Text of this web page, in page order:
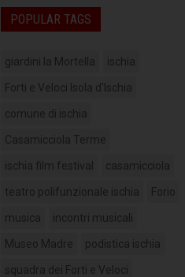
POPULAR TAGS
giardini la Mortella ischia
Forti e Veloci Isola d'Ischia
comune di ischia
Casamicciola Terme
ischia film festival casamicciola
teatro polifunzionale ischia Forio
musica incontri musicali
Museo Madre podistica ischia
squadra dei Forti e Veloci